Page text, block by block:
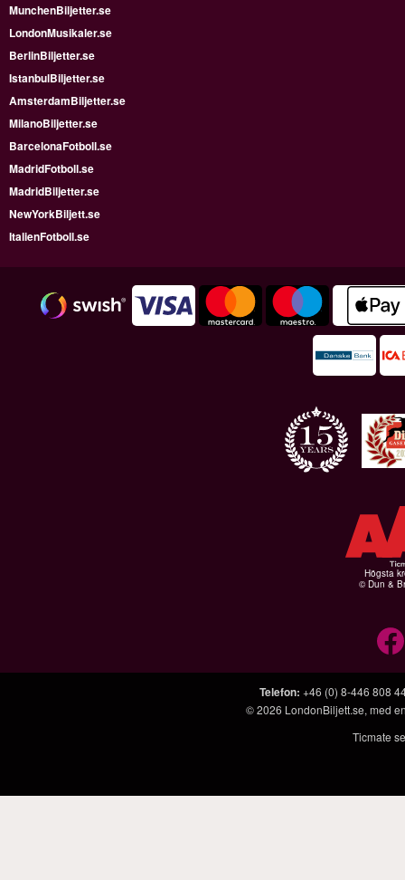
MunchenBiljetter.se
LondonMusikaler.se
BerlinBiljetter.se
IstanbulBiljetter.se
AmsterdamBiljetter.se
MilanoBiljetter.se
BarcelonaFotboll.se
MadridFotboll.se
MadridBiljetter.se
NewYorkBiljett.se
ItalienFotboll.se
Högsta
© Dun &
Telefon: +46 (0) 8-446 808
© 2026 LondonBiljett.se, med
Ticmate